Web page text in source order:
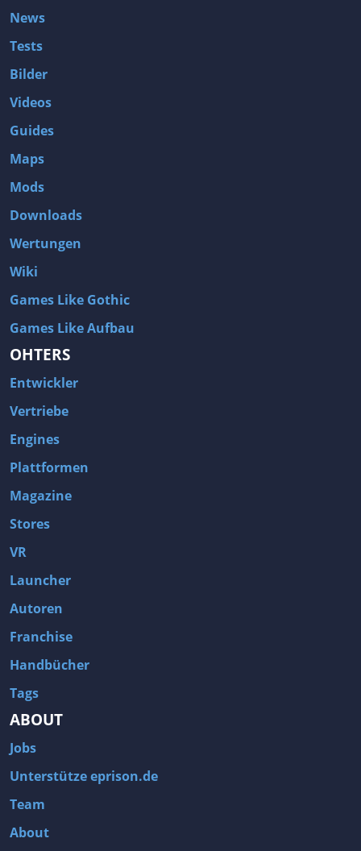
News
Tests
Bilder
Videos
Guides
Maps
Mods
Downloads
Wertungen
Wiki
Games Like Gothic
Games Like Aufbau
OHTERS
Entwickler
Vertriebe
Engines
Plattformen
Magazine
Stores
VR
Launcher
Autoren
Franchise
Handbücher
Tags
ABOUT
Jobs
Unterstütze eprison.de
Team
About